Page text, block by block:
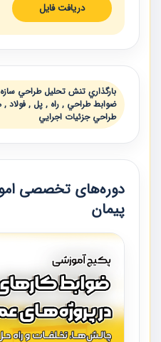
دریافت فایل
بارگذاري تنش تحليل طراحي
ضوابط طراحي , راه , پل , فولاد
طراحي جزئيات اجرايي
دوره‌های تخصصی
پیمان